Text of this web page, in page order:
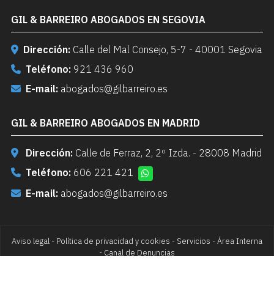
GIL & BARREIRO ABOGADOS EN SEGOVIA
Dirección: Calle del Mal Consejo, 5-7 - 40001 Segovia
Teléfono: 921 436 960
E-mail: abogados@gilbarreiro.es
GIL & BARREIRO ABOGADOS EN MADRID
Dirección: Calle de Ferraz, 2, 2º Izda. - 28008 Madrid
Teléfono: 606 221 421
E-mail: abogados@gilbarreiro.es
Aviso legal - Política de privacidad y cookies - Servicios - Área Interna
- Canal de Denuncias